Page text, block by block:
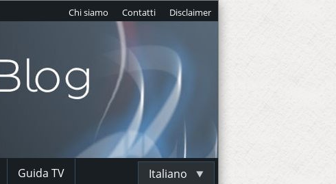
Chi siamo Contatti Disclaimer
Italiano
Guida TV